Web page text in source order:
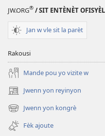
JW.ORG® / SIT ENTÈNÈT
Jan w vle sit la parèt
Rakousi
Mande pou yo vizite w
Jwenn yon reyinyon
(opens
new
window)
Jwenn yon kongrè
(opens
new
window)
Fèk ajoute